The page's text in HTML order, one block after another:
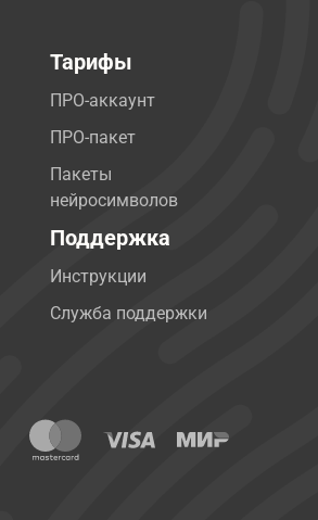
Тарифы
ПРО-аккаунт
ПРО-пакет
Пакеты
нейросимволов
Поддержка
Инструкции
Служба поддержки